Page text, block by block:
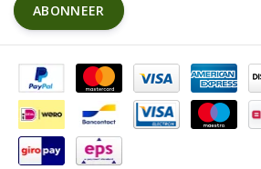
ABONNEER